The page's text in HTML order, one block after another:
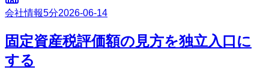
会社情報5分2026-06-14
固定資産税評価額の見方を独立入口に
する